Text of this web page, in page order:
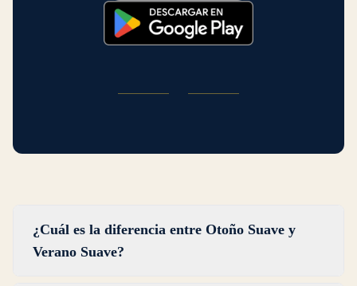
¿Cuál es la diferencia entre Otoño Suave y
Verano Suave?